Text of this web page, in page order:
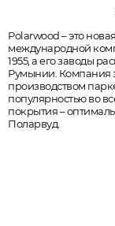
Polarwood – это
международной
1955, а его заводы
Румынии. Компания
производством
популярностью во
покрытия –
Поларвуд.